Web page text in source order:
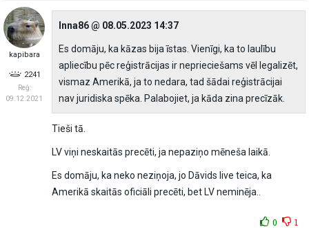
kapibara
2241
Reģ:
09.12.2021
Inna86 @ 08.05.2023 14:37
Es domāju, ka kāzas bija īstas. Vienīgi, ka to laulību
apliecību pēc reģistrācijas ir neprieciešams vēl legalizēt,
vismaz Amerikā, ja to nedara, tad šādai reģistrācijai
nav juridiska spēka. Palabojiet, ja kāda zina precīzāk.
Tieši tā.
LV viņi neskaitās precēti, ja nepaziņo mēneša laikā.
Es domāju, ka neko neziņoja, jo Dāvids live teica, ka
Amerikā skaitās oficiāli precēti, bet LV neminēja..
0 1